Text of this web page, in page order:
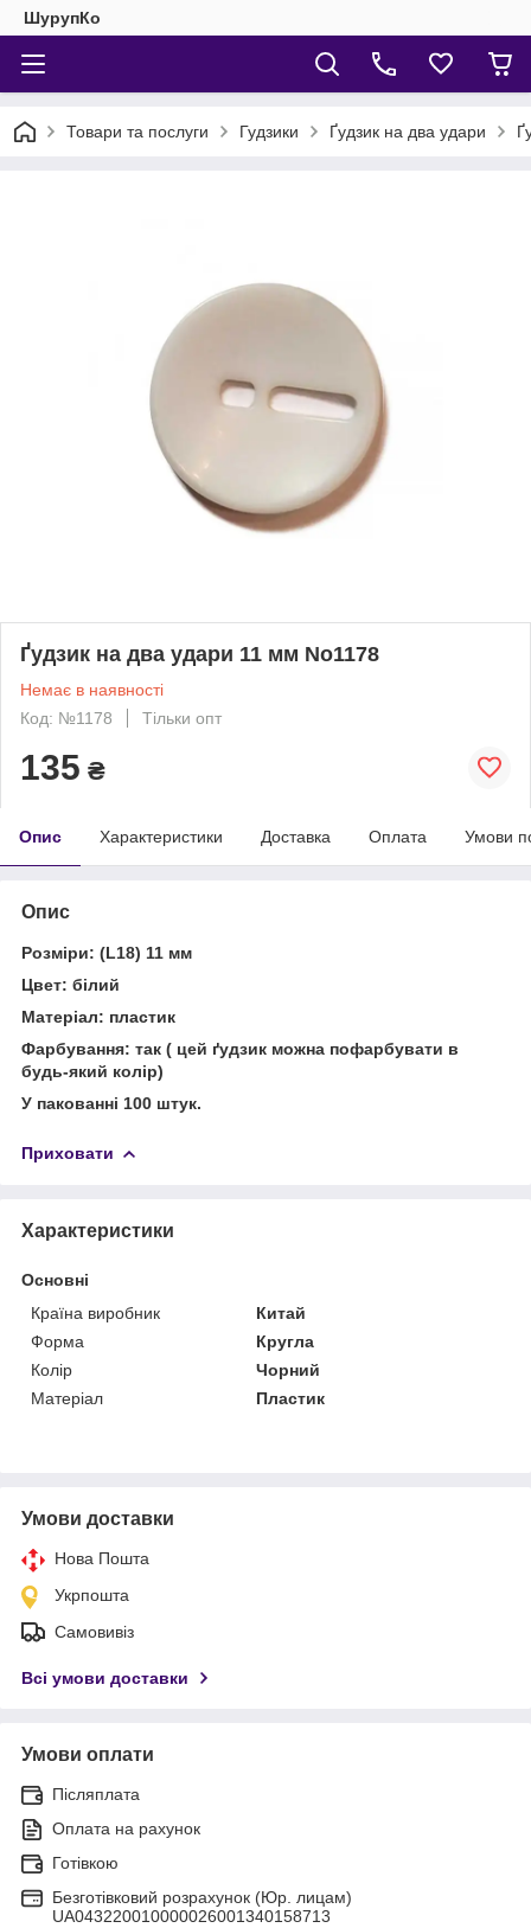
ШурупКо
Товари та послуги Гудзики Ґудзик на два удари
Ґудзик на два удари 11 мм No1178
Немає в наявності
Код: №1178
Тільки опт
135 ₴
Опис Характеристики Доставка Оплата Умови
Опис
Розміри: (L18) 11 мм
Цвет: білий
Матеріал: пластик
Фарбування: так ( цей ґудзик можна пофарбувати в
будь-який колір)
У пакованні 100 штук.
Приховати
Характеристики
Основні
Країна виробник
Китай
Форма
Кругла
Колір
Чорний
Матеріал
Пластик
Умови доставки
Нова Пошта
Укрпошта
Самовивіз
Всі умови доставки
Умови оплати
Післяплата
Оплата на рахунок
Готівкою
Безготівковий розрахунок (Юр. лицам)
UA043220010000026001340158713